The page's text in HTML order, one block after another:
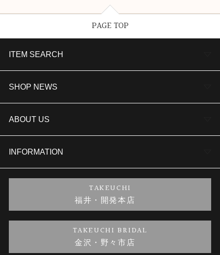
PAGE TOP
ITEM SEARCH
婚約指輪
結婚指輪
セットリング
婚約ネックレス
金・プラチナのお取引
SHOP NEWS
TAKEUCHI BRIDAL金沢本店情報
商品一覧
ブランドリスト
金澤指輪工房｜手作りペアリング
金澤指輪工房｜手作り結婚指輪 and 婚約指輪
ABOUT US
会社概要
お客様の声
INFORMATION
プライバシーポリシー
TAKEUCHI
福井・開発本店
TAKEUCHI BRIDAL
金沢・野々市店